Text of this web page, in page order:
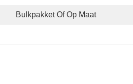
Bulkpakket Of Op Maat